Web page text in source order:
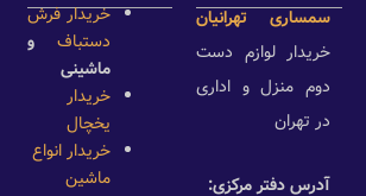
سمساری تهرانیان
خریدار لوازم دست
دوم منزل و اداری
در تهران
آدرس دفتر مرکزی:
خریدار فرش
دستبافو
ماشینی
خریدار
یخچال
خریدار انواع
ماشین